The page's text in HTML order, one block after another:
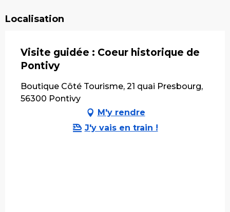
Localisation
Visite guidée : Coeur historique de
Pontivy
Boutique Côté Tourisme, 21 quai Presbourg,
56300 Pontivy
M'y rendre
J'y vais en train !